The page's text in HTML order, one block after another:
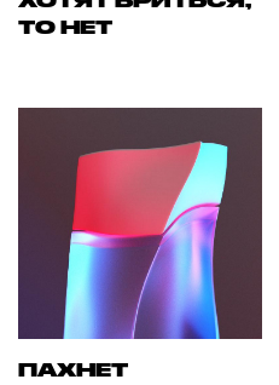
ТО НЕТ
ПАХНЕТ